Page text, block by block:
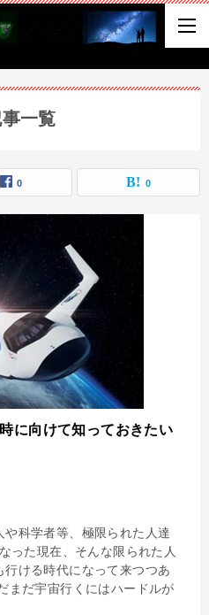
一覧
0 0
に向けて知っておきたい
科学者等、極限られた人達
った現在、そんな限られた人
ける時代になって来つつあ
まだ宇宙行くにはハードルが